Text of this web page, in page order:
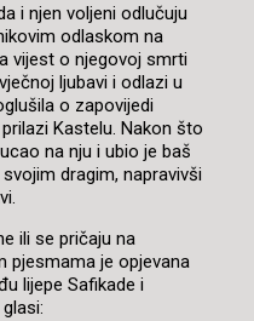
i njen voljeni odlučuju
odlaskom na
vijest o njegovoj smrti
ljubavi i odlazi u
o zapovijedi
Kastelu. Nakon što
na nju i ubio je baš
dragim, napravivši
ili se pričaju na
pjesmama je opjevana
lijepe Safikade i